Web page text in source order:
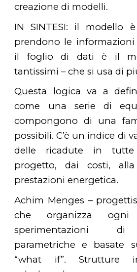
creazione di modelli.
IN SINTESI: il modello
prendono le
il foglio di dati è il
tantissimi – che si usa di
Questa logica va a
come una serie di
compongono di una
possibili. C’è un indice di
delle ricadute in
progetto, dai costi,
prestazioni energetica.
Achim Menges –
che organizza
sperimentazioni di
parametriche e basate
“what if”. Strutture